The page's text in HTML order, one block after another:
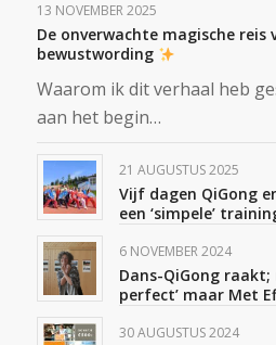
13 NOVEMBER 2025
De onverwachte magische reis
bewustwording
Waarom ik dit verhaal heb
aan het begin…
21 AUGUSTUS 2025
Vijf dagen QiGong
een ‘simpele’
6 NOVEMBER 2024
Dans-QiGong raakt;
perfect’ maar Met
30 AUGUSTUS 2024